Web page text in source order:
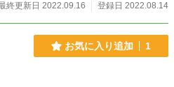
終更新日 2022.09.16
登録日 2022.08.14
お気に入り追加 1